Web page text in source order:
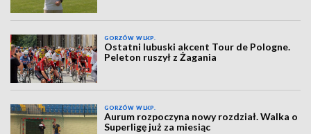
GORZÓW WLKP.
Ostatni lubuski akcent Tour de Pologne.
Peleton ruszył z Żagania
GORZÓW WLKP.
Aurum rozpoczyna nowy rozdział. Walka o
Superligę już za miesiąc